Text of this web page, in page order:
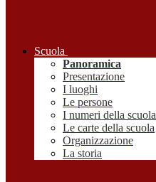
Scuola
Panoramica
Presentazione
I luoghi
Le persone
I numeri della scuola
Le carte della scuola
Organizzazione
La storia